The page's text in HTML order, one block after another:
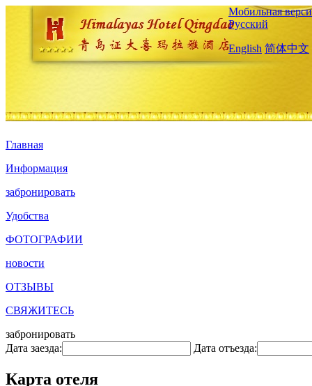
Мобильная
Русский
English 简体中文
Главная
Информация
забронировать
Удобства
ФОТОГРАФИИ
новости
ОТЗЫВЫ
СВЯЖИТЕСЬ
забронировать
Дата заезда:
Дата отъезда:
Карта отеля